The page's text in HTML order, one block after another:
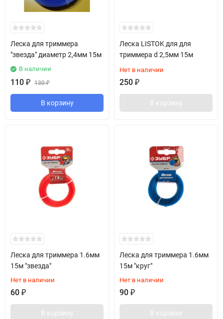
Леска для триммера
"звезда" диаметр 2,4мм 15м
В наличии
110 ₽ 130₽
В корзину
Леска LISTOK для для
триммера d 2,5мм 15м
Нет в наличии
250 ₽
В корзину
Леска для триммера 1.6мм
15м "звезда"
Нет в наличии
60 ₽
В корзину
Леска для триммера 1.6мм
15м "круг"
Нет в наличии
90 ₽
В корзину